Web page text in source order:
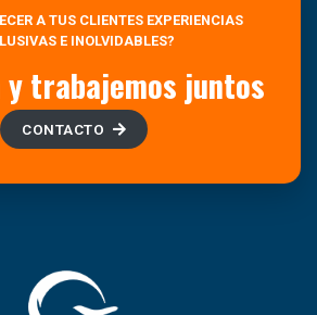
A TUS CLIENTES EXPERIENCIAS
E INOLVIDABLES?
trabajemos juntos
CONTACTO